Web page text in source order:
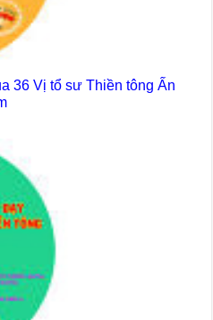
36 Vị tổ sư Thiền tông Ấn